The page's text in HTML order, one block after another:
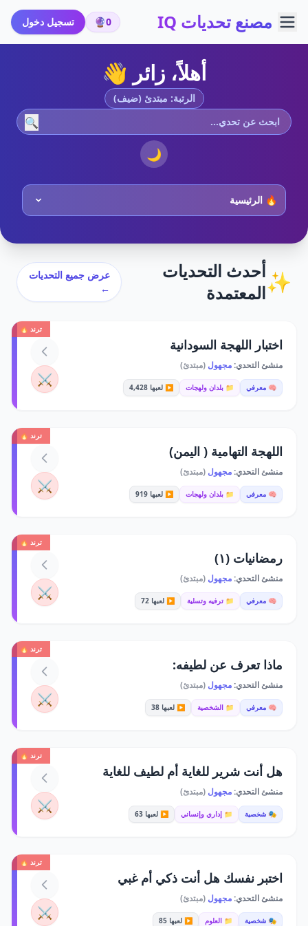
مصنع تحديات IQ 0
🔮 تسجيل دخول
أهلاً، زائر 👋
الرتبة: مبتدئ (ضيف)
🔍
🌙
✨أحدث التحديات
المعتمدة
عرض جميع التحديات
←
ترند 🔥
اختبار اللهجة السودانية
منشئ التحدي:مجهول (مبتدئ)
🧠 معرفي 📁 بلدان ولهجات ▶️ لعبها 4,428 ⚔️
ترند 🔥
اللهجة التهامية ( اليمن)
منشئ التحدي:مجهول (مبتدئ)
🧠 معرفي 📁 بلدان ولهجات ▶️ لعبها 919 ⚔️
ترند 🔥
رمضانيات (١)
منشئ التحدي:مجهول (مبتدئ)
🧠 معرفي 📁 ترفيه وتسلية ▶️ لعبها 72 ⚔️
ترند 🔥
ماذا تعرف عن لطيفه:
منشئ التحدي:مجهول (مبتدئ)
🧠 معرفي 📁 الشخصية ▶️ لعبها 38 ⚔️
ترند 🔥
هل أنت شرير للغاية أم لطيف للغاية
منشئ التحدي:مجهول (مبتدئ)
🎭 شخصية 📁 إداري وإنساني ▶️ لعبها 63 ⚔️
ترند 🔥
اختبر نفسك هل أنت ذكي أم غبي
منشئ التحدي:مجهول (مبتدئ)
🎭 شخصية 📁 العلوم ▶️ لعبها 85 ⚔️